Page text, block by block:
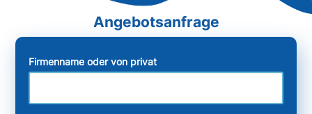
Firmenname oder von privat